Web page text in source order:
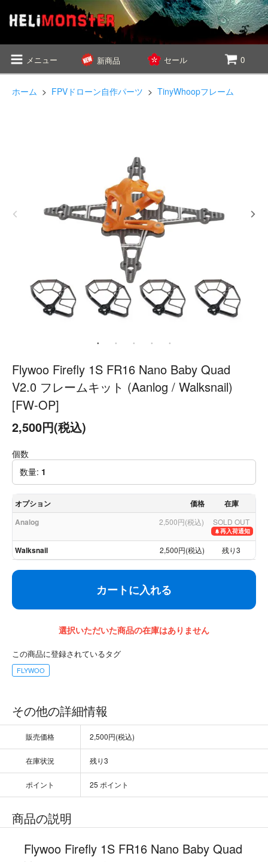
メニュー 新商品 セール 0
ホーム > FPVドローン自作パーツ > TinyWhoopフレーム
Flywoo Firefly 1S FR16 Nano Baby Quad
V2.0 フレームキット (Aanlog / Walksnail)
[FW-OP]
2,500円(税込)
個数
数量: 1
オプション 価格
在庫
Analog
2,500円(税込) SOLD OUT
再入荷通知
Walksnail 2,500円(税込) 残り3
カートに入れる
選択いただいた商品の在庫はありません
この商品に登録されているタグ
FLYWOO
その他の詳細情報
販売価格 2,500円(税込)
在庫状況 残り3
ポイント 25 ポイント
商品の説明
Flywoo Firefly 1S FR16 Nano Baby Quad